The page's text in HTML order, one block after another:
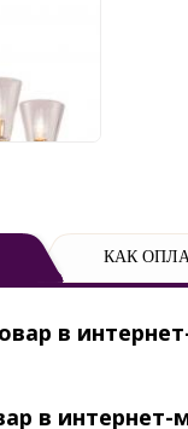
КАК
в
в интернет-